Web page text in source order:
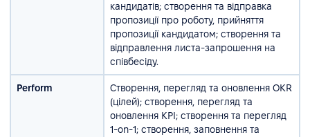
кандидатів; створення та відправка
пропозиції про роботу, прийняття
пропозиції кандидатом; створення та
відправлення листа-запрошення на
співбесіду.
Perform
Створення, перегляд та оновлення OKR
(цілей); створення, перегляд та
оновлення KPI; створення та перегляд
1-on-1; створення, заповнення та